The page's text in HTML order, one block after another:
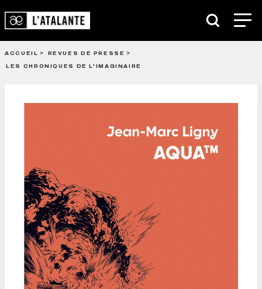
ACCUEIL
REVUES DE PRESSE
LES CHRONIQUES DE L'IMAGINAIRE